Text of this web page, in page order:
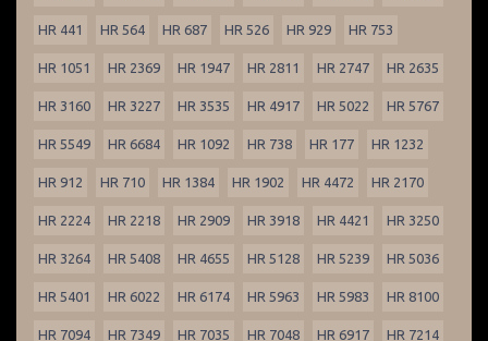
HR 441 HR 564 HR 687 HR 526 HR 929 HR 753
HR 1051 HR 2369 HR 1947 HR 2811 HR 2747 HR 2635
HR 3160 HR 3227 HR 3535 HR 4917 HR 5022 HR 5767
HR 5549 HR 6684 HR 1092 HR 738 HR 177 HR 1232
HR 912 HR 710 HR 1384 HR 1902 HR 4472 HR 2170
HR 2224 HR 2218 HR 2909 HR 3918 HR 4421 HR 3250
HR 3264 HR 5408 HR 4655 HR 5128 HR 5239 HR 5036
HR 5401 HR 6022 HR 6174 HR 5963 HR 5983 HR 8100
HR 7094 HR 7349 HR 7035 HR 7048 HR 6917 HR 7214